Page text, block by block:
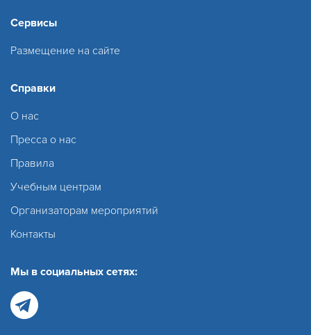
Сервисы
Размещение на сайте
Справки
О нас
Пресса о нас
Правила
Учебным центрам
Организаторам мероприятий
Контакты
Мы в социальных сетях: